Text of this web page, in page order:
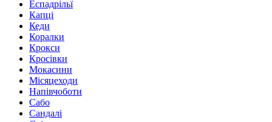
Еспадрільї
Капці
Кеди
Коралки
Крокси
Кросівки
Мокасини
Місяцеходи
Напівчоботи
Сабо
Сандалі